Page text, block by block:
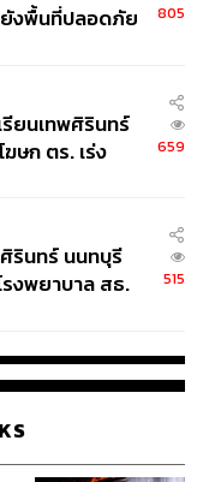
ได้ชั่วคราว โดย
บการนัดหมาย
ชการุณย์ก็เจอ
งพื้นที่ปลอดภัย
805
รียนเทพศิรินทร์
ษก ตร. เร่ง
659
รินทร์ นนทบุรี
รงพยาบาล สธ.
515